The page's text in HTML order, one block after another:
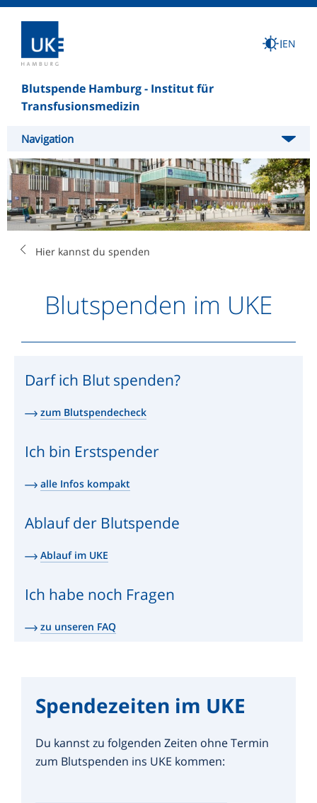
IEN
Blutspende Hamburg - Institut für
Transfusionsmedizin
Navigation
Hier kannst du spenden
Deine Blutspende
Hier kannst du spenden
Blutspenden im UKE
Darf ich Blut spenden?
zum Blutspendecheck
Ich bin Erstspender
alle Infos kompakt
Ablauf der Blutspende
Ablauf im UKE
Ich habe noch Fragen
zu unseren FAQ
Spendezeiten im UKE
Du kannst zu folgenden Zeiten ohne Termin
zum Blutspenden ins UKE kommen: